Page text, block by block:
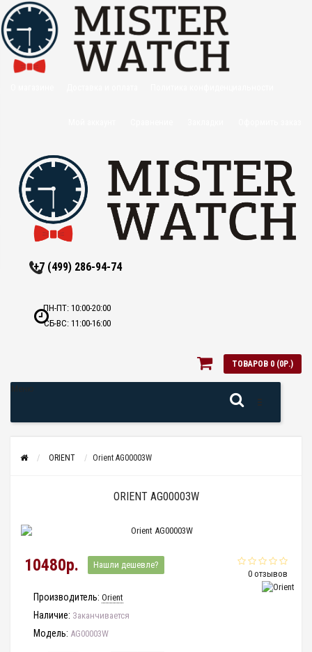
+7 (499) 286-94-74
ПН-ПТ: 10:00-20:00
СБ-ВС: 11:00-16:00
ТОВАРОВ 0 (0Р.)
ORIENT Orient AG00003W
ORIENT AG00003W
0 отзывов
10480р. Нашли дешевле?
Производитель: Orient
Наличие: Заканчивается
Модель: AG00003W